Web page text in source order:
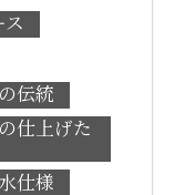
伝統
仕上げた
仕様